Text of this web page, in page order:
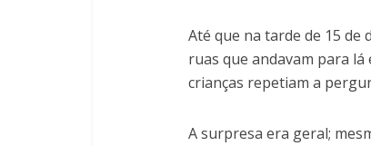
Até que na tarde de 15 de
ruas que andavam para lá
crianças repetiam a
A surpresa era geral;